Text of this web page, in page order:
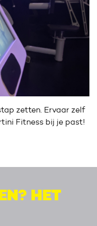
zetten. Ervaar zelf
Fitness bij je past!
HET